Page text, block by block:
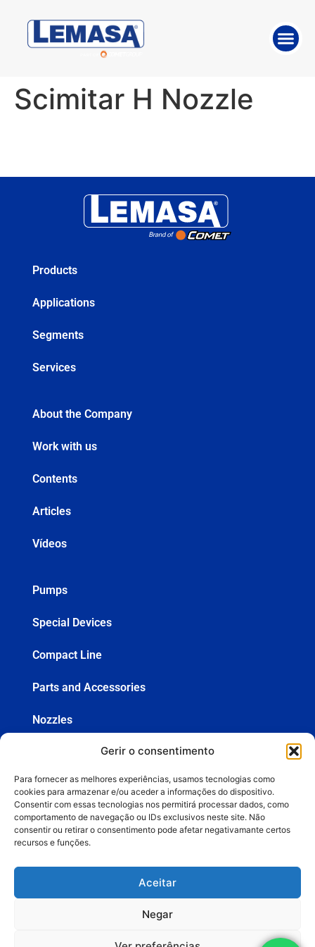
Gerir o consentimento
Para fornecer as melhores experiências, usamos tecnologias como
cookies para armazenar e/ou aceder a informações do dispositivo.
Consentir com essas tecnologias nos permitirá processar dados, como
comportamento de navegação ou IDs exclusivos neste site. Não
consentir ou retirar o consentimento pode afetar negativamante certos
recursos e funções.
Aceitar
Negar
Scimitar H Nozzle
Products
Applications
Segments
Services
About the Company
Work with us
Contents
Articles
Vídeos
Pumps
Special Devices
Compact Line
Parts and Accessories
Nozzles
Spray Guns
+55 (19) 3936-8555